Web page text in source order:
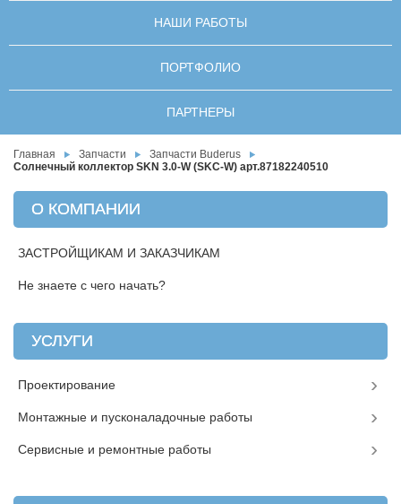
НАШИ РАБОТЫ
ПОРТФОЛИО
ПАРТНЕРЫ
Главная Запчасти
Запчасти Buderus
Солнечный коллектор SKN 3.0-W (SKC-W) арт.87182240510
О КОМПАНИИ
ЗАСТРОЙЩИКАМ И ЗАКАЗЧИКАМ
Не знаете с чего начать?
УСЛУГИ
Проектирование
Монтажные и пусконаладочные работы
Сервисные и ремонтные работы